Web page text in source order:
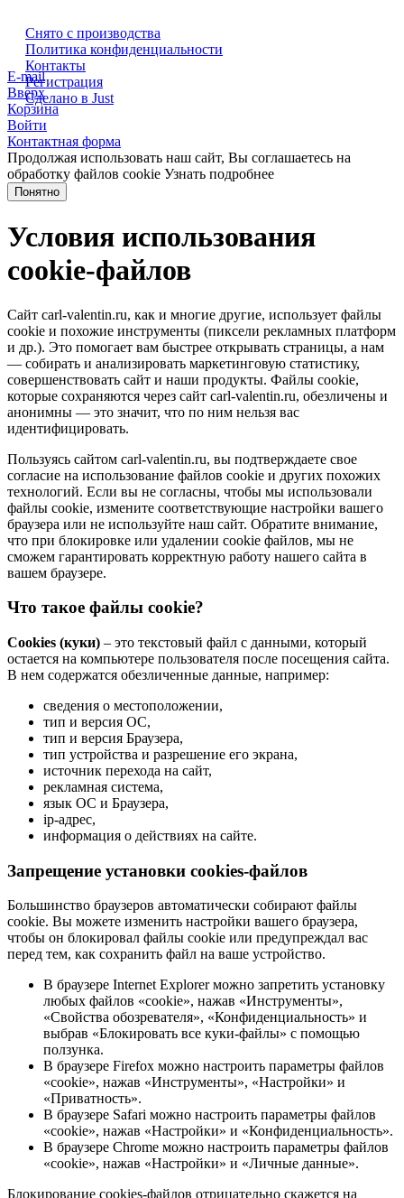
Снято с производства
Политика конфиденциальности
Контакты
Регистрация
Сделано в Just
E-mail
Вверх
Корзина
Войти
Контактная форма
Продолжая использовать наш сайт, Вы соглашаетесь на
обработку файлов cookie Узнать подробнее
Понятно
Условия использования
cookie-файлов
Сайт carl-valentin.ru, как и многие другие, использует файлы
cookie и похожие инструменты (пиксели рекламных платформ
и др.). Это помогает вам быстрее открывать страницы, а нам
— собирать и анализировать маркетинговую статистику,
совершенствовать сайт и наши продукты. Файлы сookie,
которые сохраняются через сайт carl-valentin.ru, обезличены и
анонимны — это значит, что по ним нельзя вас
идентифицировать.
Пользуясь сайтом carl-valentin.ru, вы подтверждаете свое
согласие на использование файлов cookie и других похожих
технологий. Если вы не согласны, чтобы мы использовали
файлы cookie, измените соответствующие настройки вашего
браузера или не используйте наш сайт. Обратите внимание,
что при блокировке или удалении cookie файлов, мы не
сможем гарантировать корректную работу нашего сайта в
вашем браузере.
Что такое файлы cookie?
Cookies (куки) – это текстовый файл с данными, который
остается на компьютере пользователя после посещения сайта.
В нем содержатся обезличенные данные, например:
сведения о местоположении,
тип и версия ОС,
тип и версия Браузера,
тип устройства и разрешение его экрана,
источник перехода на сайт,
рекламная система,
язык ОС и Браузера,
ip-адрес,
информация о действиях на сайте.
Запрещение установки cookies-файлов
Большинство браузеров автоматически собирают файлы
cookie. Вы можете изменить настройки вашего браузера,
чтобы он блокировал файлы cookie или предупреждал вас
перед тем, как сохранить файл на ваше устройство.
В браузере Internet Explorer можно запретить установку
любых файлов «cookie», нажав «Инструменты»,
«Свойства обозревателя», «Конфиденциальность» и
выбрав «Блокировать все куки-файлы» с помощью
ползунка.
В браузере Firefox можно настроить параметры файлов
«cookie», нажав «Инструменты», «Настройки» и
«Приватность».
В браузере Safari можно настроить параметры файлов
«cookie», нажав «Настройки» и «Конфиденциальность».
В браузере Chrome можно настроить параметры файлов
«cookie», нажав «Настройки» и «Личные данные».
Блокирование cookies-файлов отрицательно скажется на